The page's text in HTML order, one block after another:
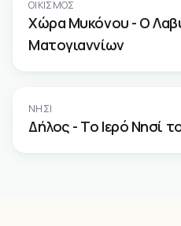
ΟΙΚΙΣΜΌΣ
Χώρα Μυκόνου - Ο
Ματογιαννίων
ΝΗΣΊ
Δήλος - Το Ιερό Νησί